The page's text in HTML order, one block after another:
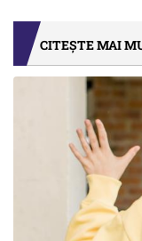
CITEȘTE MAI